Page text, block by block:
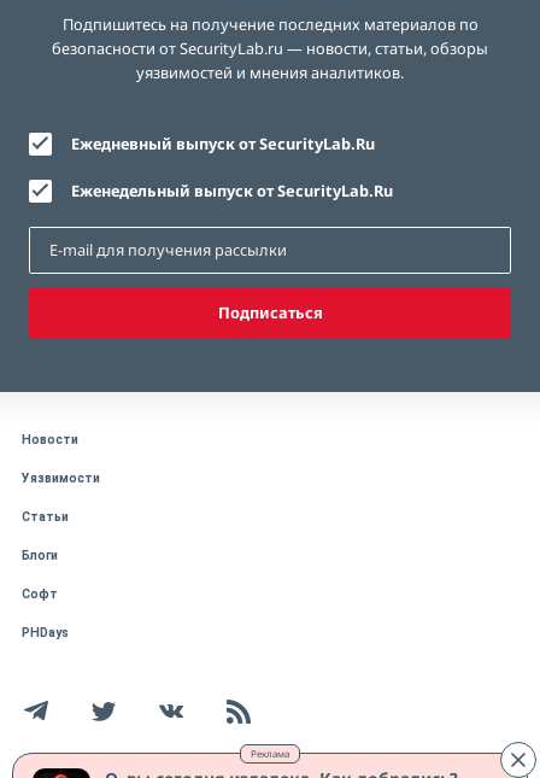
Реклама
Подпишитесь на получение последних материалов по
безопасности от SecurityLab.ru — новости, статьи, обзоры
уязвимостей и мнения аналитиков.
Ежедневный выпуск от SecurityLab.Ru
Еженедельный выпуск от SecurityLab.Ru
Подписаться
Новости
Уязвимости
Статьи
Блоги
Софт
PHDays